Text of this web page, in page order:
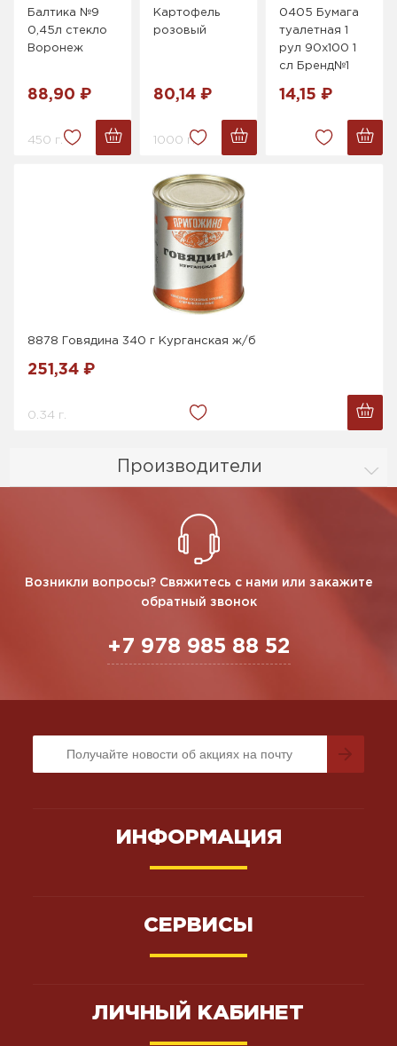
Производители
Балтика №9
0,45л стекло
Воронеж
88,90 ₽
450 г.
Картофель
розовый
80,14 ₽
1000 г.
0405 Бумага
туалетная 1
рул 90х100 1
сл Бренд№1
14,15 ₽
8878 Говядина 340 г Курганская ж/б
251,34 ₽
0.34 г.
Возникли вопросы? Свяжитесь с нами или закажите
обратный звонок
+7 978 985 88 52
ИНФОРМАЦИЯ
СЕРВИСЫ
ЛИЧНЫЙ КАБИНЕТ